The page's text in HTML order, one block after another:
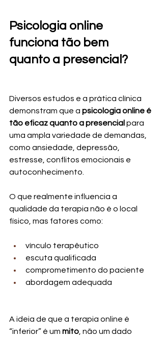
Psicologia online
funciona tão bem
quanto a presencial?
Diversos estudos e a prática clínica
demonstram que a psicologia online é
tão eficaz quanto a presencial para
uma ampla variedade de demandas,
como ansiedade, depressão,
estresse, conflitos emocionais e
autoconhecimento.
O que realmente influencia a
qualidade da terapia não é o local
físico, mas fatores como:
vínculo terapêutico
escuta qualificada
comprometimento do paciente
abordagem adequada
A ideia de que a terapia online é
“inferior” é um mito, não um dado